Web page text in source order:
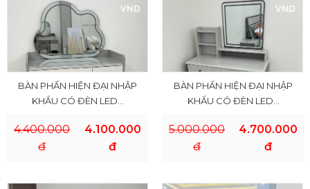
VND
BÀN PHẤN HIỆN ĐẠI NHẬP
KHẨU CÓ ĐÈN LED...
4.400.000
đ
4.100.000
đ
VND
BÀN PHẤN HIỆN ĐẠI NHẬP
KHẨU CÓ ĐÈN LED...
5.000.000
đ
4.700.000
đ